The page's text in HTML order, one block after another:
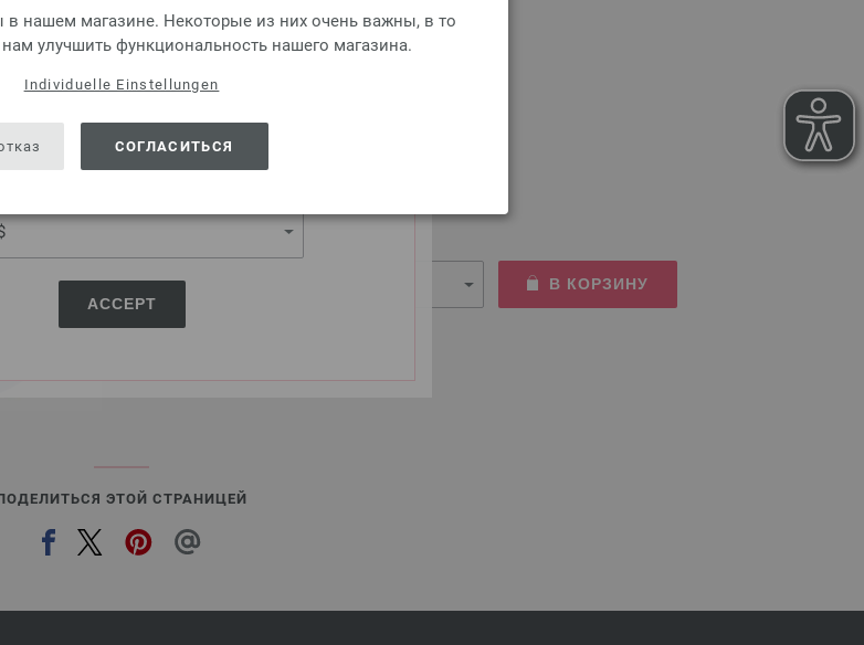
TO
- The United States of America
ACCEPT
нашем магазине. Некоторые из них очень важны, в то
улучшить функциональность нашего магазина.
Individuelle Einstellungen
СОГЛАСИТЬСЯ
UNION KNOPF 28450/25мм
Кнопка, 2-дыра, пластик, размер 25мм
В КОРЗИНУ
ЭТОЙ СТРАНИЦЕЙ